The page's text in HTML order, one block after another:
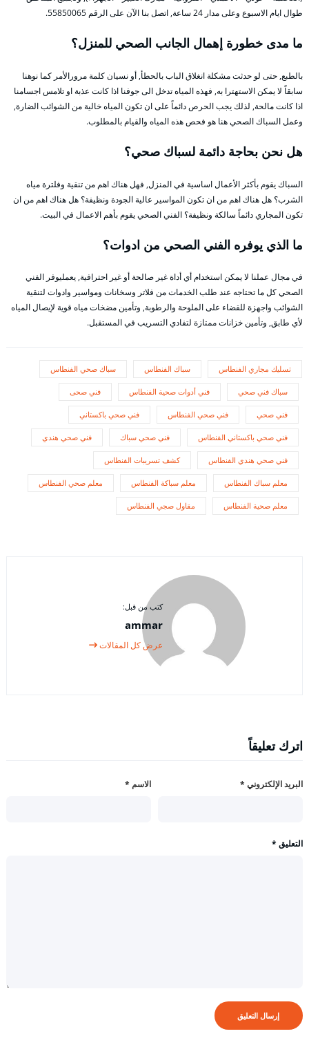
طوال ايام الاسبوع وعلى مدار 24 ساعة, اتصل بنا الآن على الرقم 55850065.
ما مدى خطورة إهمال الجانب الصحي للمنزل؟
بالطبع, حتى لو حدثت مشكلة انغلاق الباب بالحطأ, أو نسيان كلمة مرورالأمر كما نوهنا
سابقاً لا يمكن الاستهترا به, فهذه المياه تدخل الى جوفنا اذا كانت عذبة او تلامس اجسامنا
اذا كانت مالحة, لذلك يجب الحرص دائماً على ان تكون المياه خالية من الشوائب الضارة,
وعمل السباك الصحي هنا هو فحص هذه المياه والقيام بالمطلوب.
هل نحن بحاجة دائمة لسباك صحي؟
السباك يقوم بأكثر الأعمال اساسية في المنزل, فهل هناك اهم من تنقية وفلترة مياه
الشرب؟ هل هناك اهم من ان تكون المواسير عالية الجودة ونظيفة؟ هل هناك اهم من ان
تكون المجاري دائماً سالكة ونظيفة؟ الفني الصحي يقوم بأهم الاعمال في البيت.
ما الذي يوفره الفني الصحي من ادوات؟
في مجال عملنا لا يمكن استخدام أي أداة غير صالحة أو غير احترافية, يعمليوفر الفني
الصحي كل ما تحتاجه عند طلب الخدمات من فلاتر وسخانات ومواسير وادوات لتنقية
الشوائب واجهزة للقضاء على الملوحة والرطوبة, وتأمين مضخات مياه قوية لإيصال المياه
لأي طابق, وتأمين خزانات ممتازة لتفادي التسريب في المستقبل.
تسليك مجاري الفنطاس سباك الفنطاس سباك صحي الفنطاس
سباك فني صحي فني أدوات صحية الفنطاس فني صحى
فني صحي فني صحي الفنطاس فني صحي باكستاني
فني صحي باكستاني الفنطاس فني صحي سباك فني صحي هندي
فني صحي هندي الفنطاس كشف تسريبات الفنطاس
معلم سباك الفنطاس معلم سباكة الفنطاس معلم صحي الفنطاس
معلم صحية الفنطاس مقاول صجي الفنطاس
كتب من قبل:
ammar
عرض كل المقالات
اترك تعليقاً
الاسم * البريد الإلكتروني *
التعليق *